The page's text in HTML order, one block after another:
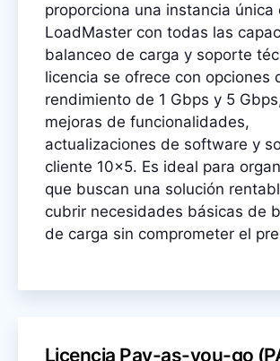
proporciona una instancia única
LoadMaster con todas las
balanceo de carga y soporte
licencia se ofrece con opciones
rendimiento de 1 Gbps y 5
mejoras de funcionalidades,
actualizaciones de software y
cliente 10x5. Es ideal para
que buscan una solución
cubrir necesidades básicas de
de carga sin comprometer el
Licencia Pay-as-you-go